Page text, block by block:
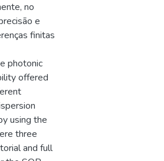
no
e
finitas
photonic
offered
using the
three
and full